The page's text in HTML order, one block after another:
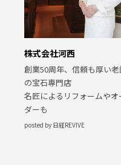
株式会社河西
創業50周年、信頼も厚い
の宝石専門店
名匠によるリフォームやオ
ダーも
posted by 日経REVIVE